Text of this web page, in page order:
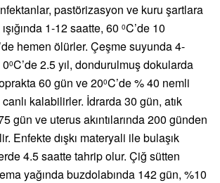
pastörizasyon ve kuru şartlara
1-12 saatte, 60 0C’de 10
hemen ölürler. Çeşme suyunda 4-
0C’de 2.5 yıl, dondurulmuş dokularda
60 gün ve 200C’de % 40 nemli
kalabilirler. İdrarda 30 gün, atık
gün ve uterus akıntılarında 200 günden
Enfekte dışkı materyali ile bulaşık
4.5 saatte tahrip olur. Çiğ sütten
yağında buzdolabında 142 gün, %10